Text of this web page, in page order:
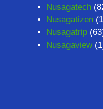
Nusagatech
Nusagatizen
Nusagatrip
Nusagaview